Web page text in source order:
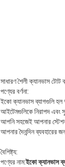
সাধারণ শৈলী ক্যানভাস টোট
পণ্যের বর্ণনা:
ইকো ক্যানভাস ব্যাগগুলি হল
আইটেমগুলিকে নিরাপদ এবং
আপনি সহজেই আপনার
আপনার দৈনন্দিন ব্যবহারের
বৈশিষ্ট্য:
পণ্যের নাম:ইকো ক্যানভাস